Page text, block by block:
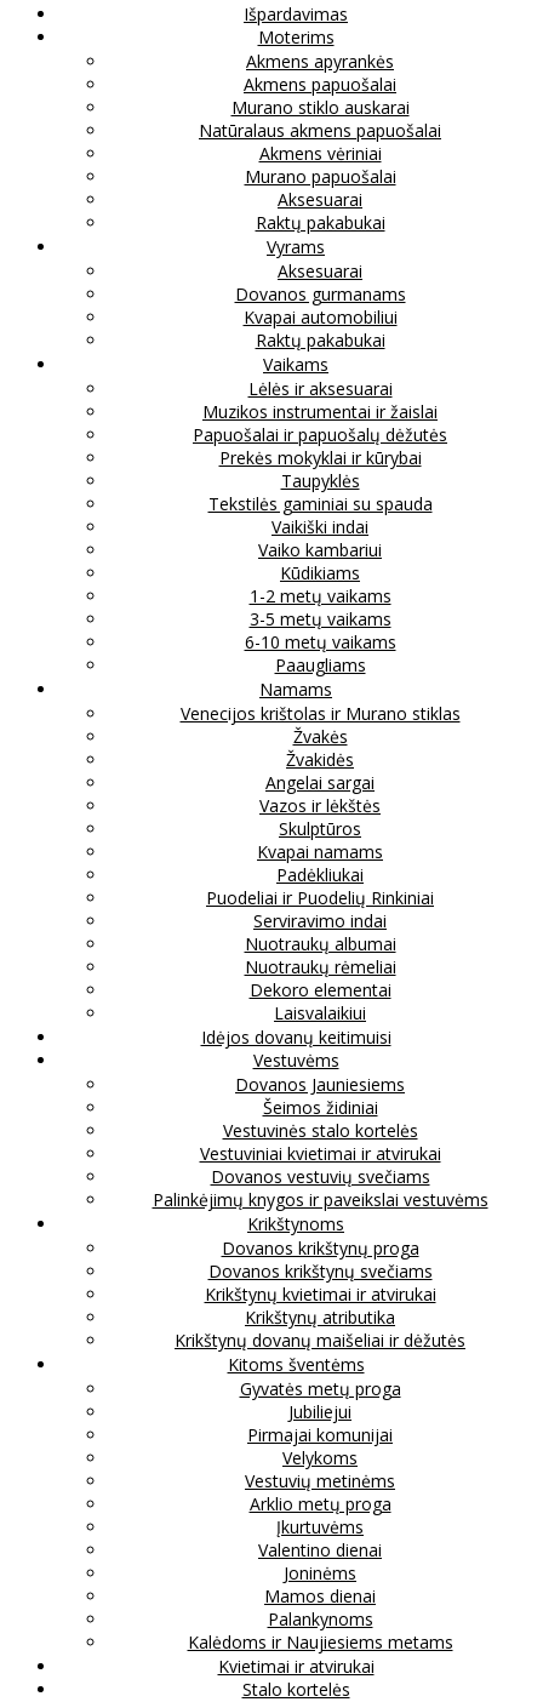
Išpardavimas
Moterims
Akmens apyrankės
Akmens papuošalai
Murano stiklo auskarai
Natūralaus akmens papuošalai
Akmens vėriniai
Murano papuošalai
Aksesuarai
Raktų pakabukai
Vyrams
Aksesuarai
Dovanos gurmanams
Kvapai automobiliui
Raktų pakabukai
Vaikams
Lėlės ir aksesuarai
Muzikos instrumentai ir žaislai
Papuošalai ir papuošalų dėžutės
Prekės mokyklai ir kūrybai
Taupyklės
Tekstilės gaminiai su spauda
Vaikiški indai
Vaiko kambariui
Kūdikiams
1-2 metų vaikams
3-5 metų vaikams
6-10 metų vaikams
Paaugliams
Namams
Venecijos krištolas ir Murano stiklas
Žvakės
Žvakidės
Angelai sargai
Vazos ir lėkštės
Skulptūros
Kvapai namams
Padėkliukai
Puodeliai ir Puodelių Rinkiniai
Serviravimo indai
Nuotraukų albumai
Nuotraukų rėmeliai
Dekoro elementai
Laisvalaikiui
Idėjos dovanų keitimuisi
Vestuvėms
Dovanos Jauniesiems
Šeimos židiniai
Vestuvinės stalo kortelės
Vestuviniai kvietimai ir atvirukai
Dovanos vestuvių svečiams
Palinkėjimų knygos ir paveikslai vestuvėms
Krikštynoms
Dovanos krikštynų proga
Dovanos krikštynų svečiams
Krikštynų kvietimai ir atvirukai
Krikštynų atributika
Krikštynų dovanų maišeliai ir dėžutės
Kitoms šventėms
Gyvatės metų proga
Jubiliejui
Pirmajai komunijai
Velykoms
Vestuvių metinėms
Arklio metų proga
Įkurtuvėms
Valentino dienai
Joninėms
Mamos dienai
Palankynoms
Kalėdoms ir Naujiesiems metams
Kvietimai ir atvirukai
Stalo kortelės